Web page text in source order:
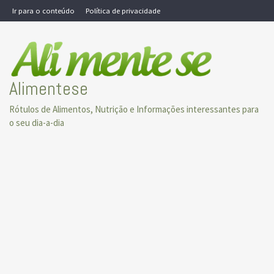
Skip
to
Ir para o conteúdo Política de privacidade
Alimentese
Rótulos de Alimentos, Nutrição e Informações interessantes para
o seu dia-a-dia